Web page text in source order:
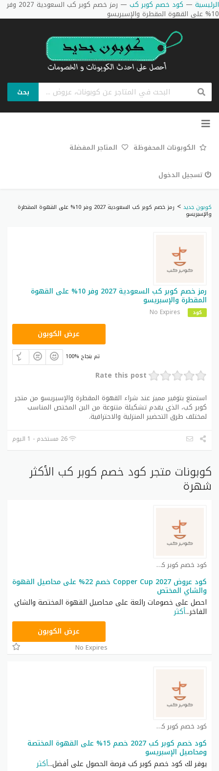
الرئيسية — كود خصم كوبر كب — رمز خصم كوبر كب السعودية 2027 وفر
10% على القهوة المقطرة والإسبريسو
بحث
تخطي
الكوبونات المحفوظة المتاجر المفضلة
تسجيل الدخول
كوبون جديد > رمز خصم كوبر كب السعودية 2027 وفر 10% على القهوة المقطرة
والإسبريسو
رمز خصم كوبر كب السعودية 2027 وفر 10% على القهوة
المقطرة والإسبريسو
كود No Expires
CM2626عرض الكوبون
100% تم بنجاح
Rate this post
استمتع بتوفير مميز عند شراء القهوة المقطرة والإسبريسو من متجر
كوبر كب، الذي يقدم تشكيلة متنوعة من البن المختص المناسب
لمختلف طرق التحضير المنزلية والاحترافية.
26 مستخدم - 1 اليوم
كوبونات متجر كود خصم كوبر كب الأكثر
شهرة
كود خصم كوبر كب كوبون
كود عروض Copper Cup 2027 خصم 22% على محاصيل القهوة
والشاي المختص
احصل على خصومات رائعة على محاصيل القهوة المختصة والشاي
الفاخر...أكثر
CM2626عرض الكوبون
No Expires
كود خصم كوبر كب كوبون
كود خصم كوبر كب 2027 خصم 15% على القهوة المختصة
ومحاصيل الإسبريسو
يوفر لك كود خصم كوبر كب فرصة الحصول على أفضل...أكثر